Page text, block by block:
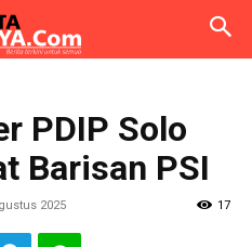
PDIP Solo
Barisan PSI
2025 17